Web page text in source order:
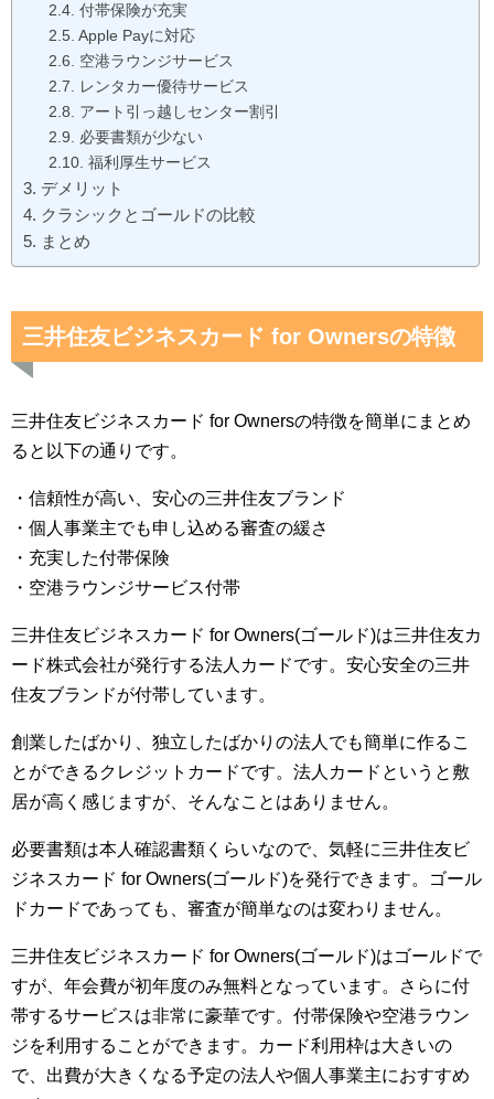
付帯保険が充実
Apple Payに対応
空港ラウンジサービス
レンタカー優待サービス
アート引っ越しセンター割引
必要書類が少ない
福利厚生サービス
デメリット
クラシックとゴールドの比較
まとめ
三井住友ビジネスカード for Ownersの特徴
三井住友ビジネスカード for Ownersの特徴を簡単にまとめ
ると以下の通りです。
・信頼性が高い、安心の三井住友ブランド
・個人事業主でも申し込める審査の緩さ
・充実した付帯保険
・空港ラウンジサービス付帯
三井住友ビジネスカード for Owners(ゴールド)は三井住友カ
ード株式会社が発行する法人カードです。安心安全の三井
住友ブランドが付帯しています。
創業したばかり、独立したばかりの法人でも簡単に作るこ
とができるクレジットカードです。法人カードというと敷
居が高く感じますが、そんなことはありません。
必要書類は本人確認書類くらいなので、気軽に三井住友ビ
ジネスカード for Owners(ゴールド)を発行できます。ゴール
ドカードであっても、審査が簡単なのは変わりません。
三井住友ビジネスカード for Owners(ゴールド)はゴールドで
すが、年会費が初年度のみ無料となっています。さらに付
帯するサービスは非常に豪華です。付帯保険や空港ラウン
ジを利用することができます。カード利用枠は大きいの
で、出費が大きくなる予定の法人や個人事業主におすすめ